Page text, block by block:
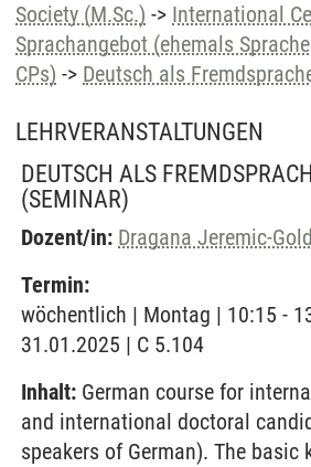
Society (M.Sc.) -> International
Sprachangebot (ehemals
CPs) -> Deutsch als
LEHRVERANSTALTUNGEN
DEUTSCH ALS
(SEMINAR)
Dozent/in: Dragana Jeremic-
Termin:
wöchentlich | Montag | 10:15 -
31.01.2025 | C 5.104
Inhalt: German course for
and international doctoral
speakers of German). The basic